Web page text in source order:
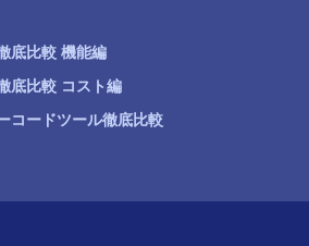
底比較 機能編
底比較 コスト編
コードツール徹底比較